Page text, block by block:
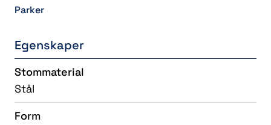
Parker
Egenskaper
Stommaterial
Stål
Form